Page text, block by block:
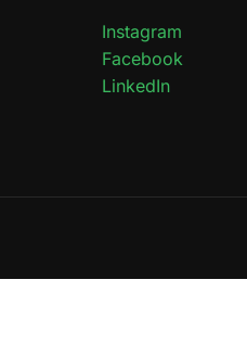
Instagram
Facebook
LinkedIn